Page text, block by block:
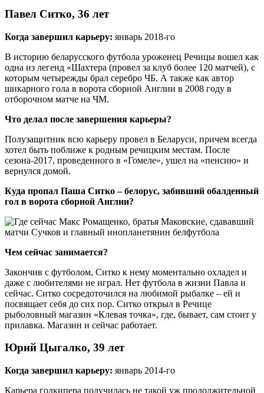
Павел Ситко, 36 лет
Когда завершил карьеру: январь 2018-го
В историю беларусского футбола уроженец Речицы вошел как
одна из легенд «Шахтера (провел за клуб более 120 матчей), с
которым четырежды брал серебро ЧБ. А также как автор
шикарного гола в ворота сборной Англии в 2008 году в
отборочном матче на ЧМ.
Что делал после завершения карьеры?
Полузащитник всю карьеру провел в Беларуси, причем всегда
хотел быть поближе к родным речицким местам. После
сезона-2017, проведенного в «Гомеле», ушел на «пенсию» и
вернулся домой.
Куда пропал Паша Ситко – белорус, забивший обалденный
гол в ворота сборной Англии?
Чем сейчас занимается?
Закончив с футболом, Ситко к нему моментально охладел и
даже с любителями не играл. Нет футбола в жизни Павла и
сейчас. Ситко сосредоточился на любимой рыбалке – ей и
посвящает себя до сих пор. Ситко открыл в Речице
рыболовный магазин «Клевая точка», где, бывает, сам стоит у
прилавка. Магазин и сейчас работает.
Юрий Цыгалко, 39 лет
Когда завершил карьеру: январь 2014-го
Карьера голкипера получилась не такой уж продолжительной